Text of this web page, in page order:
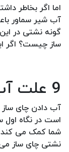
اما اگر بخاطر
آب شیر سماور
گونه نشتی در
ساز چیست؟ اگر
9 علت آب دادن چای ساز
آب دادن چای ساز
است در نگاه اول
شما کمک می کند
نشتی چای ساز